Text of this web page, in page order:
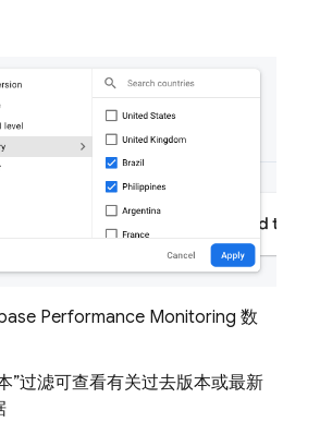
Performance Monitoring 数
”过滤可查看有关过去版本或最新